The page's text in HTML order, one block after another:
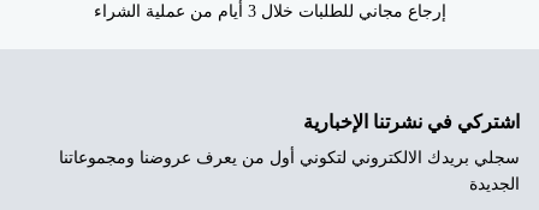
إرجاع مجاني للطلبات خلال 3 أيام من عملية الشراء
اشتركي في نشرتنا الإخبارية
سجلي بريدك الالكتروني لتكوني أول من يعرف عروضنا ومجموعاتنا
الجديدة